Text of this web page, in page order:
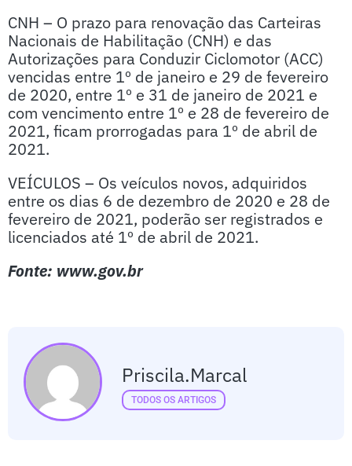
CNH – O prazo para renovação das Carteiras
Nacionais de Habilitação (CNH) e das
Autorizações para Conduzir Ciclomotor (ACC)
vencidas entre 1º de janeiro e 29 de fevereiro
de 2020, entre 1º e 31 de janeiro de 2021 e
com vencimento entre 1º e 28 de fevereiro de
2021, ficam prorrogadas para 1º de abril de
2021.
VEÍCULOS – Os veículos novos, adquiridos
entre os dias 6 de dezembro de 2020 e 28 de
fevereiro de 2021, poderão ser registrados e
licenciados até 1º de abril de 2021.
Fonte: www.gov.br
Priscila.marcal
TODOS OS ARTIGOS